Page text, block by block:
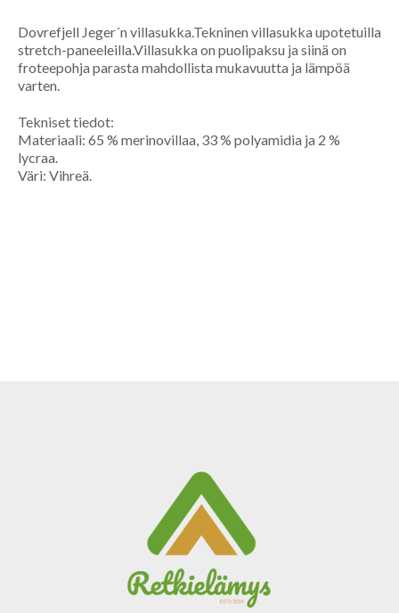
Dovrefjell Jeger´n villasukka.Tekninen villasukka upotetuilla
stretch-paneeleilla.Villasukka on puolipaksu ja siinä on
froteepohja parasta mahdollista mukavuutta ja lämpöä
varten.
Tekniset tiedot:
Materiaali: 65 % merinovillaa, 33 % polyamidia ja 2 %
lycraa.
Väri: Vihreä.